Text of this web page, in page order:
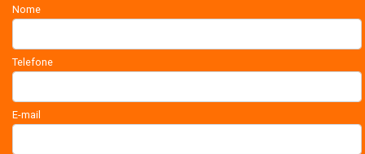
Nome
Telefone
E-mail